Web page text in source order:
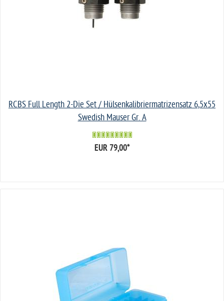
RCBS Full Length 2-Die Set / Hülsenkalibriermatrizensatz 6,5x55
Swedish Mauser Gr. A
EUR 79,00*